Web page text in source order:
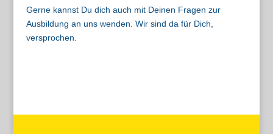
Gerne kannst Du dich auch mit Deinen Fragen zur
Ausbildung an uns wenden. Wir sind da für Dich,
versprochen.